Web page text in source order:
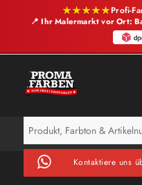
★★★★★Profi-
📍 Ihr Malermarkt vor Ort:
Kontaktiere uns